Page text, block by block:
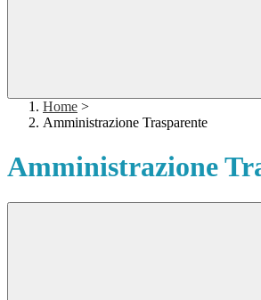
Home >
Amministrazione Trasparente
Amministrazione